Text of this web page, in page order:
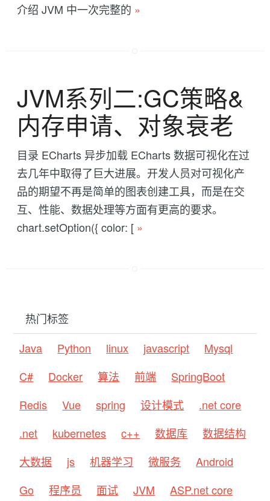
介绍 JVM 中一次完整的 »
JVM系列二:GC策略&
内存申请、对象衰老
目录 ECharts 异步加载 ECharts 数据可视化在过
去几年中取得了巨大进展。开发人员对可视化产
品的期望不再是简单的图表创建工具，而是在交
互、性能、数据处理等方面有更高的要求。
chart.setOption({ color: [ »
热门标签
Java
Python linux javascript
Mysql
C#
Docker 算法 前端
SpringBoot
Redis
Vue spring 设计模式
.net core
.net
kubernetes c++ 数据库
数据结构
大数据
js 机器学习 微服务
Android
Go
程序员 面试 JVM ASP.net core